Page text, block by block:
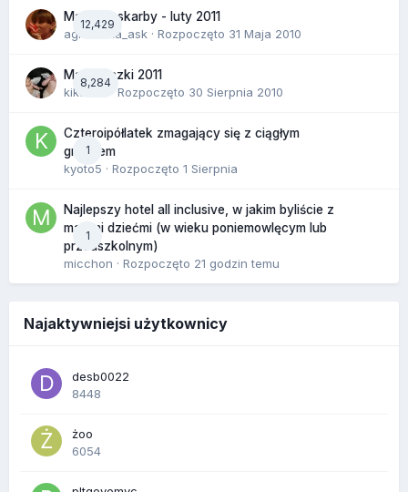
12,429
Malutkie skarby - luty 2011
agnieszka_ask · Rozpoczęto 31 Maja 2010
8,284
Majóweczki 2011
kikarika
· Rozpoczęto 30 Sierpnia 2010
1
Czteroipółlatek zmagający się z ciągłym
gniewem
kyoto5 · Rozpoczęto 1 Sierpnia
1
Najlepszy hotel all inclusive, w jakim byliście z
małymi dziećmi (w wieku poniemowlęcym lub
przedszkolnym)
micchon · Rozpoczęto 21 godzin temu
Najaktywniejsi użytkownicy
desb0022
8448
żoo
6054